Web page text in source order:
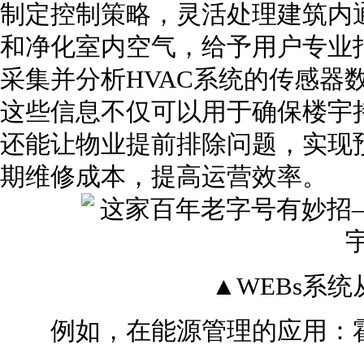
制定控制策略，灵活处理建筑
和净化室内空气，给予用户专
采集并分析HVAC系统的传感器
这些信息不仅可以用于确保楼
还能让物业提前排除问题，实
期维修成本，提高运营效率
▲WEBs系统
例如，在能源管理的应用：